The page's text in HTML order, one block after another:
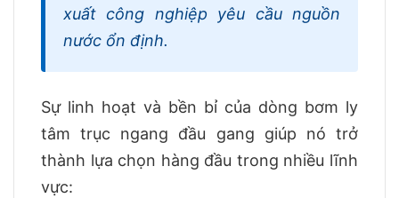
xuất công nghiệp yêu cầu nguồn
nước ổn định.
Sự linh hoạt và bền bỉ của dòng bơm ly
tâm trục ngang đầu gang giúp nó trở
thành lựa chọn hàng đầu trong nhiều lĩnh
vực: